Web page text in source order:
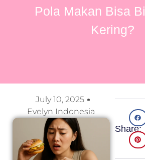
Pola Makan Bisa
Kering?
July 10, 2025
Evelyn Indonesia
Share: